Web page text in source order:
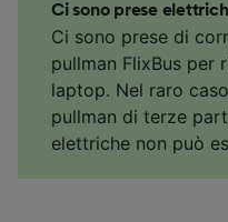
Ci sono prese
Ci sono prese di
pullman FlixBus per
laptop. Nel raro
pullman di terze
elettriche non può